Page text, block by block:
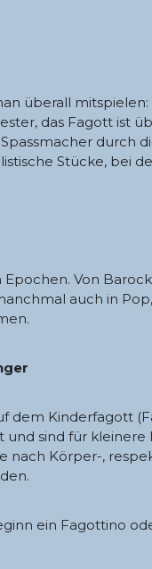
überall
das Fagott ist
durch
Stücke, bei
Epochen. Von
auch in
dem Kinderfagott
und sind für kleinere
nach Körper-,
ein Fagottino